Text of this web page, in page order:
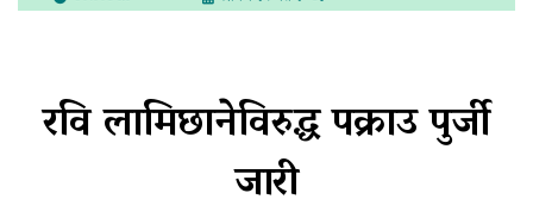
रवि लामिछानेविरुद्ध पक्राउ पुर्जी
जारी